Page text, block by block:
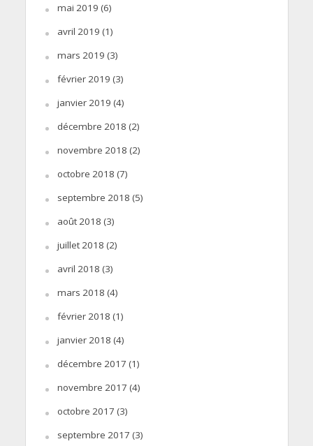
mai 2019 (6)
avril 2019 (1)
mars 2019 (3)
février 2019 (3)
janvier 2019 (4)
décembre 2018 (2)
novembre 2018 (2)
octobre 2018 (7)
septembre 2018 (5)
août 2018 (3)
juillet 2018 (2)
avril 2018 (3)
mars 2018 (4)
février 2018 (1)
janvier 2018 (4)
décembre 2017 (1)
novembre 2017 (4)
octobre 2017 (3)
septembre 2017 (3)